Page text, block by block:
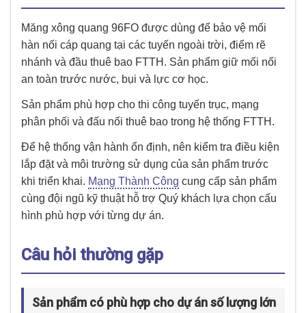
Măng xông quang 96FO được dùng để bảo vệ mối
hàn nối cáp quang tại các tuyến ngoài trời, điểm rẽ
nhánh và đầu thuê bao FTTH. Sản phẩm giữ mối nối
an toàn trước nước, bụi và lực cơ học.
Sản phẩm phù hợp cho thi công tuyến trục, mạng
phân phối và đấu nối thuê bao trong hệ thống FTTH.
Để hệ thống vận hành ổn định, nên kiểm tra điều kiện
lắp đặt và môi trường sử dụng của sản phẩm trước
khi triển khai. Mạng Thành Công cung cấp sản phẩm
cùng đội ngũ kỹ thuật hỗ trợ Quý khách lựa chọn cấu
hình phù hợp với từng dự án.
Câu hỏi thường gặp
Sản phẩm có phù hợp cho dự án số lượng lớn